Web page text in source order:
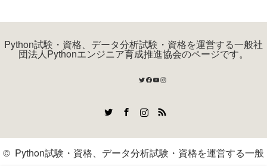
Python試験・資格、データ分析試験・資格を運営する一般社
団法人Pythonエンジニア育成推進協会のページです。
Twitter
Facebook
YouTube
Instagram
RSS
© Python試験・資格、データ分析試験・資格を運営する一般